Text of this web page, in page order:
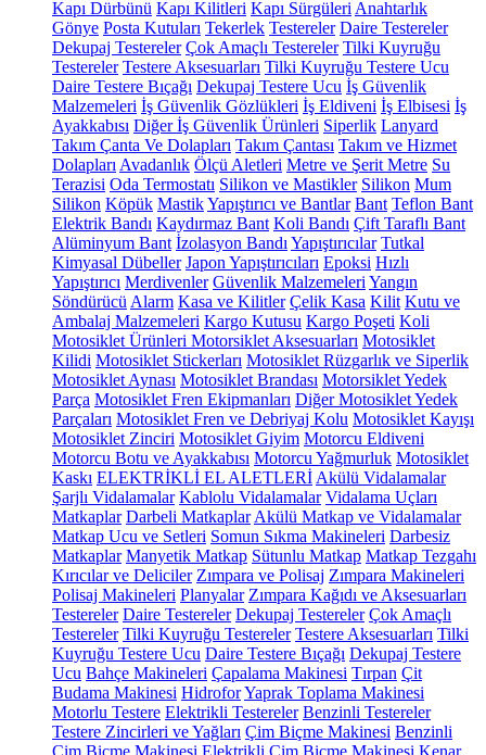
Kapı Dürbünü Kapı Kilitleri Kapı Sürgüleri Anahtarlık
Gönye Posta Kutuları Tekerlek Testereler Daire Testereler
Dekupaj Testereler Çok Amaçlı Testereler Tilki Kuyruğu
Testereler Testere Aksesuarları Tilki Kuyruğu Testere Ucu
Daire Testere Bıçağı Dekupaj Testere Ucu İş Güvenlik
Malzemeleri İş Güvenlik Gözlükleri İş Eldiveni İş Elbisesi İş
Ayakkabısı Diğer İş Güvenlik Ürünleri Siperlik Lanyard
Takım Çanta Ve Dolapları Takım Çantası Takım ve Hizmet
Dolapları Avadanlık Ölçü Aletleri Metre ve Şerit Metre Su
Terazisi Oda Termostatı Silikon ve Mastikler Silikon Mum
Silikon Köpük MastikYapıştırıcı ve Bantlar Bant Teflon Bant
Elektrik Bandı Kaydırmaz Bant Koli Bandı Çift Taraflı Bant
Alüminyum Bant İzolasyon Bandı Yapıştırıcılar Tutkal
Kimyasal Dübeller Japon Yapıştırıcıları Epoksi Hızlı
Yapıştırıcı Merdivenler Güvenlik Malzemeleri Yangın
Söndürücü Alarm Kasa ve Kilitler Çelik Kasa Kilit Kutu ve
Ambalaj Malzemeleri Kargo Kutusu Kargo Poşeti Koli
Motosiklet Ürünleri Motorsiklet Aksesuarları Motosiklet
Kilidi Motosiklet Stickerları Motosiklet Rüzgarlık ve Siperlik
Motosiklet Aynası Motosiklet Brandası Motorsiklet Yedek
Parça Motosiklet Fren Ekipmanları Diğer Motosiklet Yedek
Parçaları Motosiklet Fren ve Debriyaj Kolu Motosiklet Kayışı
Motosiklet Zinciri Motosiklet Giyim Motorcu Eldiveni
Motorcu Botu ve Ayakkabısı Motorcu Yağmurluk Motosiklet
Kaskı ELEKTRİKLİ EL ALETLERİ Akülü Vidalamalar
Şarjlı Vidalamalar Kablolu Vidalamalar Vidalama Uçları
Matkaplar Darbeli Matkaplar Akülü Matkap ve Vidalamalar
Matkap Ucu ve Setleri Somun Sıkma Makineleri Darbesiz
Matkaplar Manyetik Matkap Sütunlu Matkap Matkap Tezgahı
Kırıcılar ve Deliciler Zımpara ve Polisaj Zımpara Makineleri
Polisaj Makineleri Planyalar Zımpara Kağıdı ve Aksesuarları
Testereler Daire Testereler Dekupaj Testereler Çok Amaçlı
Testereler Tilki Kuyruğu Testereler Testere Aksesuarları Tilki
Kuyruğu Testere Ucu Daire Testere Bıçağı Dekupaj Testere
Ucu Bahçe Makineleri Çapalama Makinesi Tırpan Çit
Budama Makinesi HidroforYaprak Toplama Makinesi
Motorlu Testere Elektrikli Testereler Benzinli Testereler
Testere Zincirleri ve Yağları Çim Biçme Makinesi Benzinli
Çim Biçme Makinesi Elektrikli Çim Biçme Makinesi Kenar